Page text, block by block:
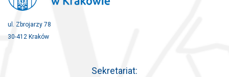
ul. Zbrojarzy 78
30-412 Kraków
Sekretariat: